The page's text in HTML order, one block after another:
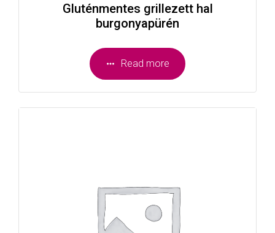
Gluténmentes grillezett hal
burgonyapürén
Read more